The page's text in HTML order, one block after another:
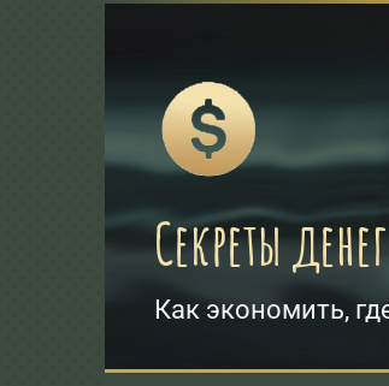
Секреты денег
Как экономить,